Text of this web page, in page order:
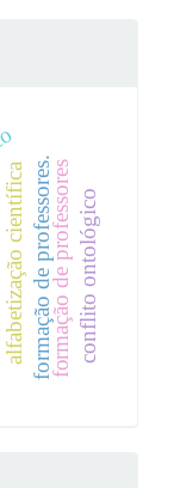
alfabetização científicaformação de professores.formação de professoresconflito ontológico